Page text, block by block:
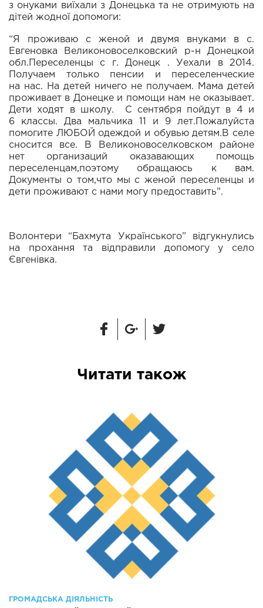
з онуками виїхали з Донецька та не отримують на
дітей жодної допомоги:
“Я проживаю с женой и двумя внуками в с.
Евгеновка Великоновоселковский р-н Донецкой
обл.Переселенцы с г. Донецк . Уехали в 2014.
Получаем только пенсии и переселенческие
на нас. На детей ничего не получаем. Мама детей
проживает в Донецке и помощи нам не оказывает.
Дети ходят в школу. С сентября пойдут в 4 и
6 классы. Два мальчика 11 и 9 лет.Пожалуйста
помогите ЛЮБОЙ одеждой и обувью детям.В селе
сносится все. В Великоновоселковском районе
нет организаций оказавающих помощь
переселенцам,поэтому обращаюсь к вам.
Документы о том,что мы с женой переселенцы и
дети проживают с нами могу предоставить”.
Волонтери “Бахмута Українського” відгукнулись
на прохання та відправили допомогу у село
Євгенівка.
Читати також
ГРОМАДСЬКА ДІЯЛЬНІСТЬ